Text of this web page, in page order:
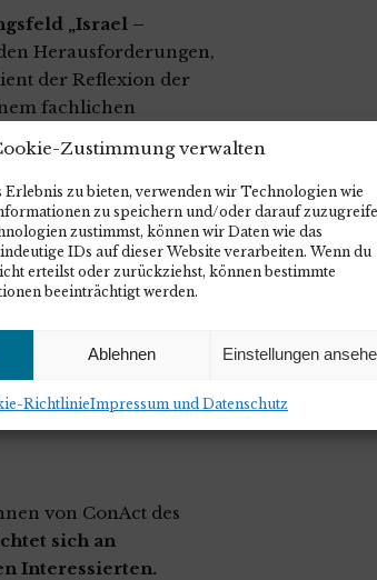
Zustimmung verwalten
zu bieten, verwenden wir Technologien wie
zu speichern und/oder darauf
zustimmst, können wir Daten wie das
IDs auf dieser Website verarbeiten. Wenn du
erteilst oder zurückziehst, können bestimmte
beeinträchtigt werden.
Ablehnen Einstellungen
RichtlinieImpressum und Datenschutz
„Israel –
Herausforderungen,
der Reflexion der
fachlichen
Israels und des
in Deutschland
Handlungen
von ConAct des
sich an
Interessierten.